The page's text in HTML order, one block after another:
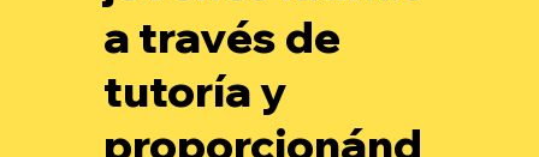
a través de
tutoría y
proporcionánd